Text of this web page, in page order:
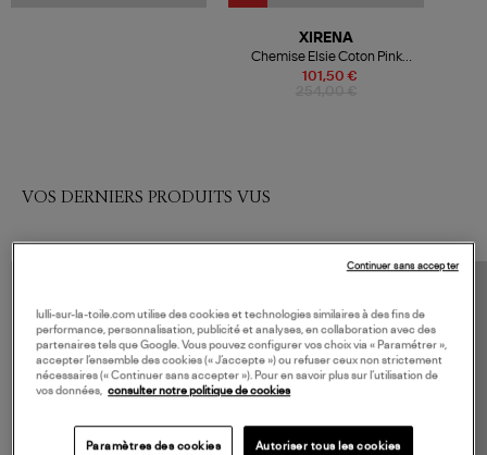
101,50 €
XIRENA
Chemise Elsie Coton Pink
Glow
VOS DERNIERS PRODUITS VUS
lulli-sur-la-toile.com utilise des cookies et technologies similaires à des fins de
performance, personnalisation, publicité et analyses, en collaboration avec des
partenaires tels que Google. Vous pouvez configurer vos choix via « Paramétrer »,
accepter l’ensemble des cookies (« J’accepte ») ou refuser ceux non strictement
nécessaires (« Continuer sans accepter »). Pour en savoir plus sur l’utilisation de
vos données,
consulter notre politique de cookies
Paramètres des cookies Autoriser tous les cookies
Continuer sans accepter